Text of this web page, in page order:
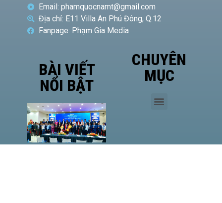
Email: phamquocnamt@gmail.com
Địa chỉ: E11 Villa An Phú Đông, Q.12
Fanpage: Phạm Gia Media
BÀI VIẾT
NỔI BẬT
CHUYÊN
MỤC